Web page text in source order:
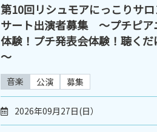
第10回リシュモアにっこりサ
サート出演者募集 ～プチピア
体験！プチ発表会体験！聴くだ
～
音楽 公演 募集
2026年09月27日(日）